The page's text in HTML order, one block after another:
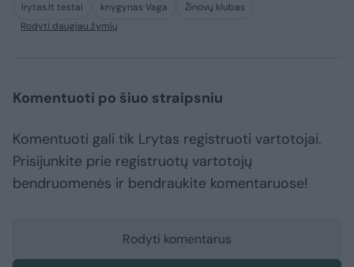
lrytas.lt testai knygynas Vaga
Žinovų klubas
Rodyti daugiau žymių
Komentuoti po šiuo straipsniu
Komentuoti gali tik Lrytas registruoti vartotojai.
Prisijunkite prie registruotų vartotojų
bendruomenės ir bendraukite komentaruose!
Rodyti komentarus